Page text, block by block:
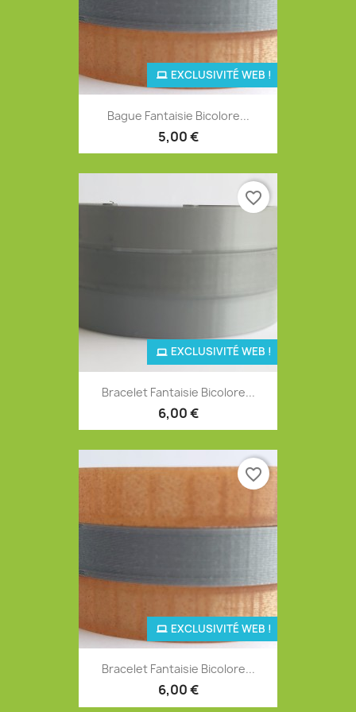
Bague Fantaisie Bicolore...
5,00 €
EXCLUSIVITÉ WEB !
Bracelet Fantaisie Bicolore...
6,00 €
EXCLUSIVITÉ WEB !
favorite_border
Bracelet Fantaisie Bicolore...
6,00 €
EXCLUSIVITÉ WEB !
favorite_border